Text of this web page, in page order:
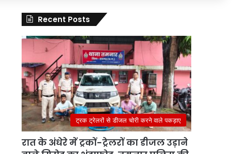
Recent Posts
ट्रक ट्रेलरों से डीजल चोरी करने वाले पकड़ाए
रात के अंधेरे में ट्रकों-ट्रेलरों का डीजल उड़ाने